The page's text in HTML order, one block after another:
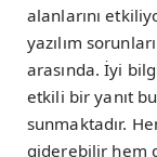
alanlarını
yazılım
arasında. İyi
etkili bir yanıt
sunmaktadır.
giderebilir hem